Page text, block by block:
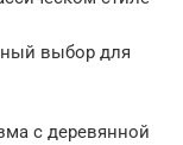
выбор для
с деревянной